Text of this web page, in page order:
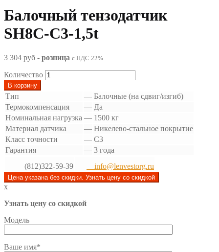
Балочный тензодатчик
SH8C-C3-1,5t
3 304 руб - розница с НДС 22%
Количество
В корзину
Тип — Балочные (на сдвиг/изгиб)
Термокомпенсация
— Да
Номинальная нагрузка — 1500 кг
Материал датчика
— Никелево-стальное покрытие
Класс точности
— C3
Гарантия
— 3 года
(812)322-59-39
info@lenvestorg.ru
Цена указана без скидки. Узнать цену со скидкой
x
Узнать цену со скидкой
Модель
Ваше имя*